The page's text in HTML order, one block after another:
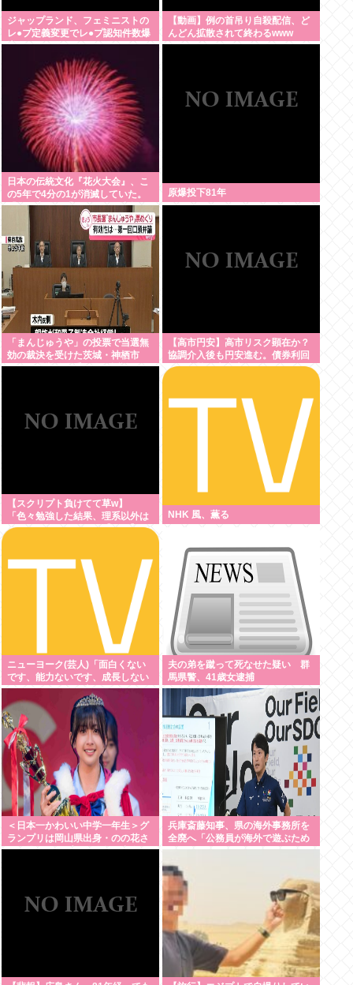
ジャップランド、フェミニストの
レ●プ定義変更でレ●プ認知件数爆
増www
【動画】例の首吊り自殺配信、ど
んどん拡散されて終わるwww
日本の伝統文化『花火大会』、こ
の5年で4分の1が消滅していた。
「物価高」と「やりすぎた中抜
原爆投下81年
「まんじゅうや」の投票で当選無
効の裁決を受けた茨城・神栖市
長 県選挙管理委員会を訴訟
【高市円安】高市リスク顕在か？
協調介入後も円安進む。債券利回
りは急騰。大丈夫なのか？
【スクリプト負けてて草w】
「色々勉強した結果、理系以外は
エラー品だと気付いた【ガチ】」
NHK 風、薫る
ニューヨーク(芸人)「面白くない
です、能力ないです、成長しない
です、たびたび炎上します」←そ
れでもゴリ押される理由
夫の弟を蹴って死なせた疑い 群
馬県警、41歳女逮捕
＜日本一かわいい中学一年生＞グ
ランプリは岡山県出身・のの花さ
ん 準グランプリは徳島県出身・
兵庫斎藤知事、県の海外事務所を
全廃へ「公務員が海外で遊ぶため
にあるだけ」